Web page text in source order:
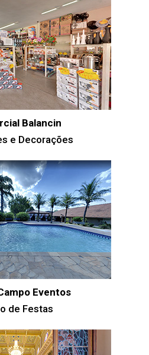
Balancin
e Decorações
Eventos
de Festas